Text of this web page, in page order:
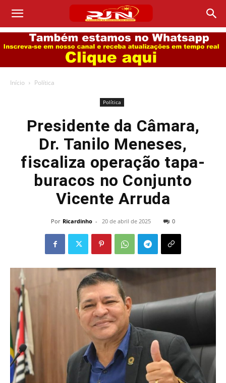
Início Política
Política
Presidente da Câmara,
Dr. Tanilo Meneses,
fiscaliza operação tapa-
buracos no Conjunto
Vicente Arruda
Por Ricardinho - 20 de abril de 2025 0